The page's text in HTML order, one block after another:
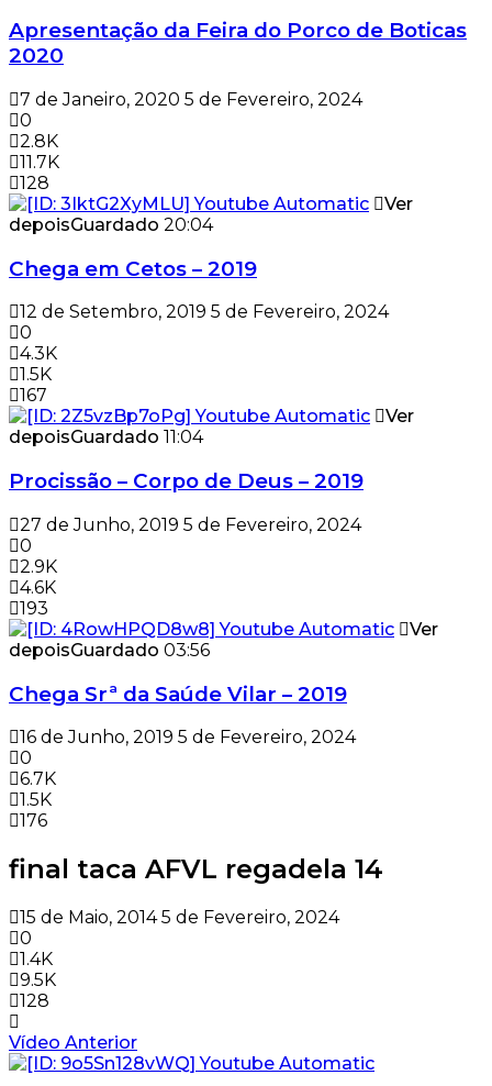
Apresentação da Feira do Porco de Boticas
2020
7 de Janeiro, 2020 5 de Fevereiro, 2024
0
2.8K
11.7K
128
Ver
depoisGuardado 20:04
Chega em Cetos – 2019
12 de Setembro, 2019 5 de Fevereiro, 2024
0
4.3K
1.5K
167
Ver
depoisGuardado 11:04
Procissão – Corpo de Deus – 2019
27 de Junho, 2019 5 de Fevereiro, 2024
0
2.9K
4.6K
193
Ver
depoisGuardado 03:56
Chega Srª da Saúde Vilar – 2019
16 de Junho, 2019 5 de Fevereiro, 2024
0
6.7K
1.5K
176
final taca AFVL regadela 14
15 de Maio, 2014 5 de Fevereiro, 2024
0
1.4K
9.5K
128
Vídeo Anterior